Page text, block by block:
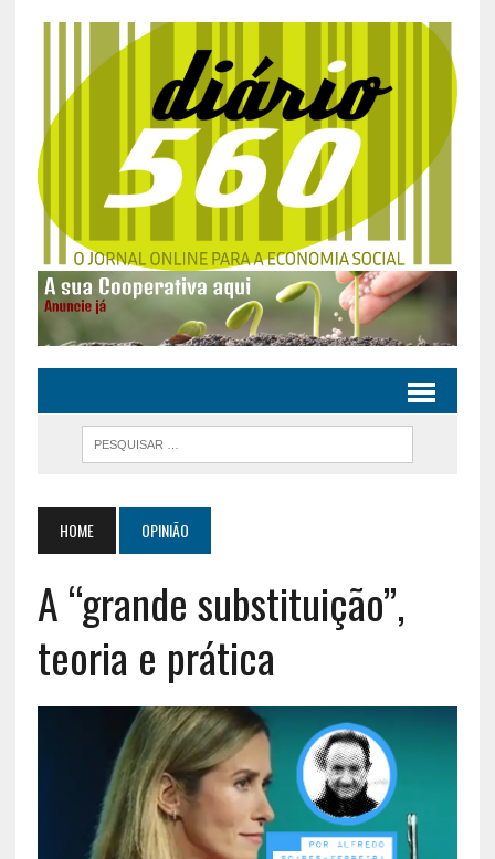
HOME OPINIÃO
A “grande substituição”,
teoria e prática